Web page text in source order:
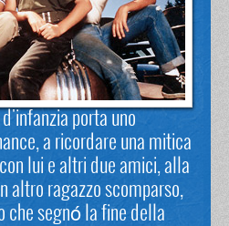
porta uno
a ricordare una mitica
lui e altri due amici, alla
altro ragazzo scomparso,
che segnó la fine della